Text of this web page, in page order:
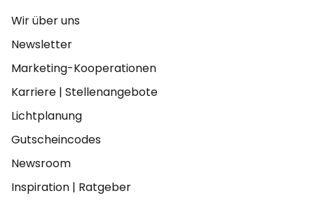
Wir über uns
Newsletter
Marketing-Kooperationen
Karriere | Stellenangebote
Lichtplanung
Gutscheincodes
Newsroom
Inspiration | Ratgeber